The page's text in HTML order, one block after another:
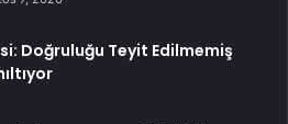
Doğruluğu Teyit Edilmemiş